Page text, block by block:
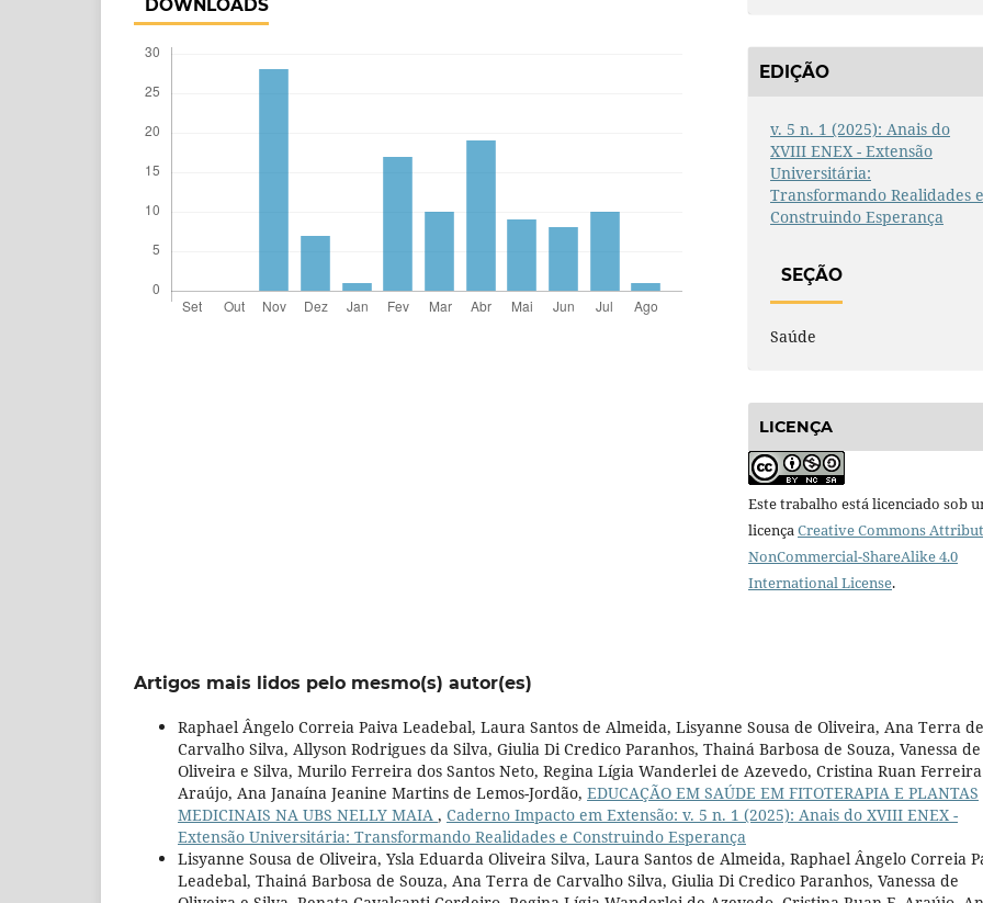
DOWNLOADS
EDIÇÃO
v. 5 n. 1 (2025): Anais do
XVIII ENEX - Extensão
Universitária:
Transformando Realidades e
Construindo Esperança
SEÇÃO
Saúde
LICENÇA
Este trabalho está licenciado sob
licençaCreative Commons
NonCommercial-ShareAlike 4.0
International License.
Artigos mais lidos pelo mesmo(s) autor(es)
Raphael Ângelo Correia Paiva Leadebal, Laura Santos de Almeida, Lisyanne Sousa de Oliveira, Ana Terra de
Carvalho Silva, Allyson Rodrigues da Silva, Giulia Di Credico Paranhos, Thainá Barbosa de Souza, Vanessa de
Oliveira e Silva, Murilo Ferreira dos Santos Neto, Regina Lígia Wanderlei de Azevedo, Cristina Ruan Ferreira
Araújo, Ana Janaína Jeanine Martins de Lemos-Jordão, EDUCAÇÃO EM SAÚDE EM FITOTERAPIA E PLANTAS
MEDICINAIS NA UBS NELLY MAIA , Caderno Impacto em Extensão: v. 5 n. 1 (2025): Anais do XVIII ENEX -
Extensão Universitária: Transformando Realidades e Construindo Esperança
Lisyanne Sousa de Oliveira, Ysla Eduarda Oliveira Silva, Laura Santos de Almeida, Raphael Ângelo Correia
Leadebal, Thainá Barbosa de Souza, Ana Terra de Carvalho Silva, Giulia Di Credico Paranhos, Vanessa de